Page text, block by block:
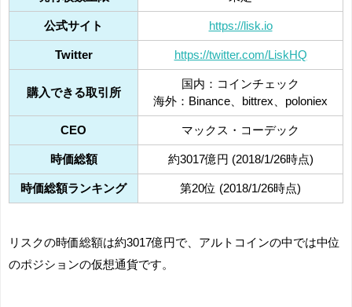
公式サイト https://lisk.io
Twitter https://twitter.com/LiskHQ
購入できる取引所
国内：コインチェック
海外：Binance、bittrex、poloniex
CEO マックス・コーデック
時価総額 約3017億円 (2018/1/26時点)
時価総額ランキング 第20位 (2018/1/26時点)
リスクの時価総額は約3017億円で、アルトコインの中では中位
のポジションの仮想通貨です。